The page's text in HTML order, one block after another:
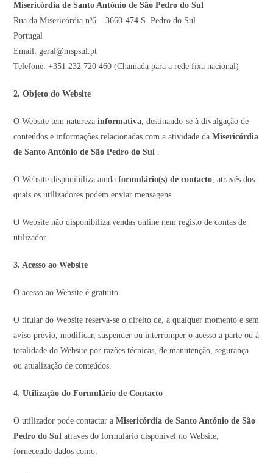
Misericórdia de Santo António de São Pedro do Sul
Rua da Misericórdia nº6 – 3660-474 S. Pedro do Sul
Portugal
Email:geral@mspsul.pt
Telefone: +351 232 720 460 (Chamada para a rede fixa nacional)
2. Objeto do Website
O Website tem naturezainformativa, destinando-se à divulgação de
conteúdos e informações relacionadas com a atividade daMisericórdia
de Santo António de São Pedro do Sul .
O Website disponibiliza aindaformulário(s) de contacto, através dos
quais os utilizadores podem enviar mensagens.
O Website não disponibiliza vendas online nem registo de contas de
utilizador.
3. Acesso ao Website
O acesso ao Website é gratuito.
O titular do Website reserva-se o direito de, a qualquer momento e sem
aviso prévio, modificar, suspender ou interromper o acesso a parte ou à
totalidade do Website por razões técnicas, de manutenção, segurança
ou atualização de conteúdos.
4. Utilização do Formulário de Contacto
O utilizador pode contactar aMisericórdia de Santo António de São
Pedro do Sul através do formulário disponível no Website,
fornecendo dados como: